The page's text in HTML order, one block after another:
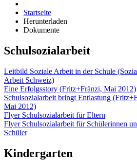
Startseite
Herunterladen
Dokumente
Schulsozialarbeit
Leitbild Soziale Arbeit in der Schule
Arbeit Schweiz)
Eine Erfolgsstory (Fritz+Fränzi, Mai 2012)
Schulsozialarbeit bringt Entlastung
Mai 2012)
Flyer Schulsozialarbeit für Eltern
Flyer Schulsozialarbeit für Schülerinnen
Schüler
Kindergarten